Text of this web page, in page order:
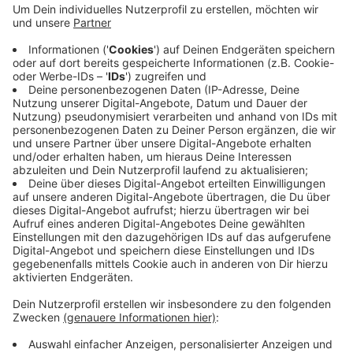
hatte bereits im August zugestimmt, dass die
Nachbarschaften das Grundstück nutzen dürfen.
Dort soll der DACHO-Sitz entstehen, und auch die
Nachbarschaft "Zum Parlament" wird Platz finden.
Weitere Nachbarschaften könnten sich ebenfalls
ansiedeln. Bürgermeister Langhard freut sich,
dass die Pacht das Gelände aufwertet und die
Nachbarschaften unterstützt.
Veröffentlicht:Freitag, 20.12.2024 06:17
Anzeige